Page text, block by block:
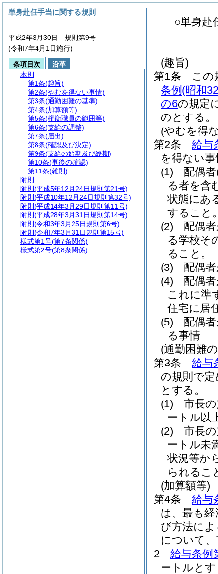
○単身赴
(趣旨)
第1条
この
条例 (昭和
の6の規定
のとする。
(やむを得
第2条
給与
を得ない
(1)
配偶者
る者を含
状態にあ
すること
(2)
配偶
る学校そ
ること。
(3)
配偶
(4)
配偶
これに準
住宅に居
(5)
配偶
る事情
(通勤困難
第3条
給与
の規則で
とする。
(1)
市長
ートル以
(2)
市長
ートル未
状況等か
られるこ
(加算額等)
第4条
給与
は、最も
び方法に
について
2
給与条例
ートルと
単身赴任手当に関する規則
平成2年3月30日 規則第9号
(令和7年4月1日施行)
条項目次
沿革
本則
第1条(趣旨)
第2条(やむを得ない事情)
第3条(通勤困難の基準)
第4条(加算額等)
第5条(権衡職員の範囲等)
第6条(支給の調整)
第7条(届出)
第8条(確認及び決定)
第9条(支給の始期及び終期)
第10条(事後の確認)
第11条(雑則)
附則
附則 (平成5年12月24日規則第21号)
附則 (平成10年12月24日規則第32号)
附則 (平成14年3月29日規則第11号)
附則 (平成28年3月31日規則第14号)
附則 (令和3年3月25日規則第6号)
附則 (令和7年3月31日規則第15号)
様式第1号(第7条関係)
様式第2号(第8条関係)